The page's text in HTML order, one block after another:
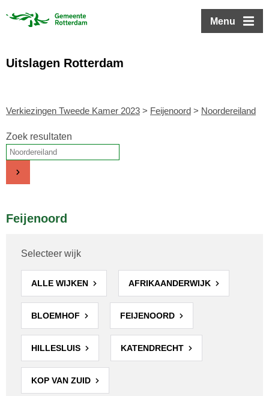
Menu
Uitslagen Rotterdam
Verkiezingen Tweede Kamer 2023 > Feijenoord > Noordereiland
Zoek resultaten
Feijenoord
Selecteer wijk
ALLE WIJKEN AFRIKAANDERWIJK
BLOEMHOF FEIJENOORD
HILLESLUIS KATENDRECHT
KOP VAN ZUID